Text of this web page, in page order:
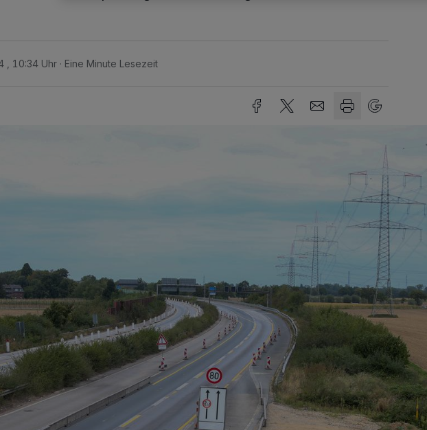
, 10:34 Uhr Eine Minute Lesezeit